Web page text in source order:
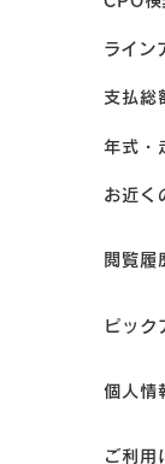
ライン
支払総
年式・
お近く
閲覧履
ピック
個人情
ご利用